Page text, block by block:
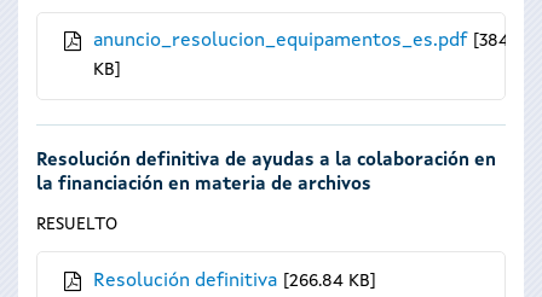
anuncio_resolucion_equipamentos_es.pdf
384.29
KB
Resolución definitiva de ayudas a la colaboración en
la financiación en materia de archivos
RESUELTO
Resolución definitiva 266.84 KB